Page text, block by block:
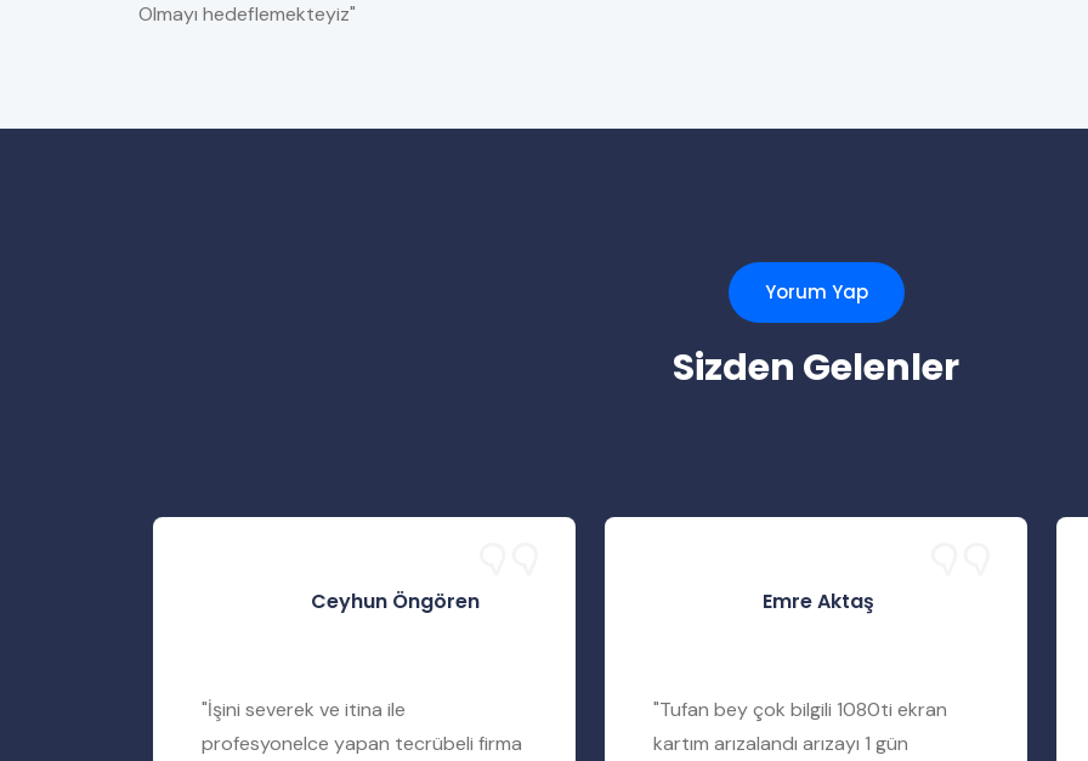
Olmayı hedeflemekteyiz"
Yorum Yap
Sizden Gelenler
Ceyhun Öngören
"İşini severek ve itina ile
profesyonelce yapan tecrübeli firma
Emre Aktaş
"Tufan bey çok bilgili 1080ti ekran
kartım arızalandı arızayı 1 gün